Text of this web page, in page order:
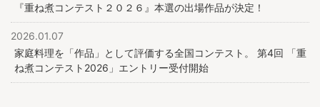
『重ね煮コンテスト２０２６』本選の出場作品が決定！
2026.01.07
家庭料理を「作品」として評価する全国コンテスト。 第4回 「重
ね煮コンテスト2026」エントリー受付開始